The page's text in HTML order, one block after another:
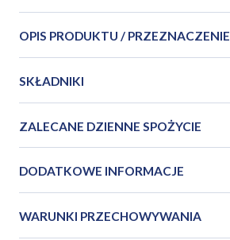
OPIS PRODUKTU / PRZEZNACZENIE
SKŁADNIKI
ZALECANE DZIENNE SPOŻYCIE
DODATKOWE INFORMACJE
WARUNKI PRZECHOWYWANIA